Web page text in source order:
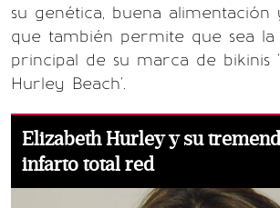
su genética, buena
que también permite que sea
principal de su marca de bikinis
Hurley Beach'.
Elizabeth Hurley y su
infarto total red